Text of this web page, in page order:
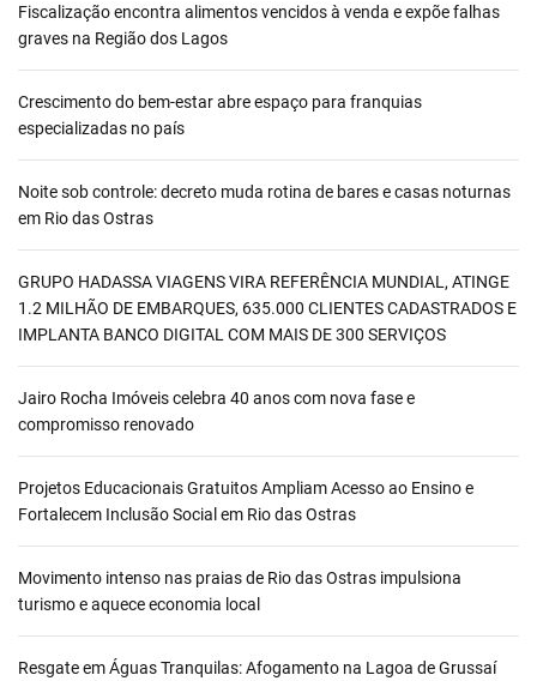
Fiscalização encontra alimentos vencidos à venda e expõe falhas
graves na Região dos Lagos
Crescimento do bem-estar abre espaço para franquias
especializadas no país
Noite sob controle: decreto muda rotina de bares e casas noturnas
em Rio das Ostras
GRUPO HADASSA VIAGENS VIRA REFERÊNCIA MUNDIAL, ATINGE
1.2 MILHÃO DE EMBARQUES, 635.000 CLIENTES CADASTRADOS E
IMPLANTA BANCO DIGITAL COM MAIS DE 300 SERVIÇOS
Jairo Rocha Imóveis celebra 40 anos com nova fase e
compromisso renovado
Projetos Educacionais Gratuitos Ampliam Acesso ao Ensino e
Fortalecem Inclusão Social em Rio das Ostras
Movimento intenso nas praias de Rio das Ostras impulsiona
turismo e aquece economia local
Resgate em Águas Tranquilas: Afogamento na Lagoa de Grussaí